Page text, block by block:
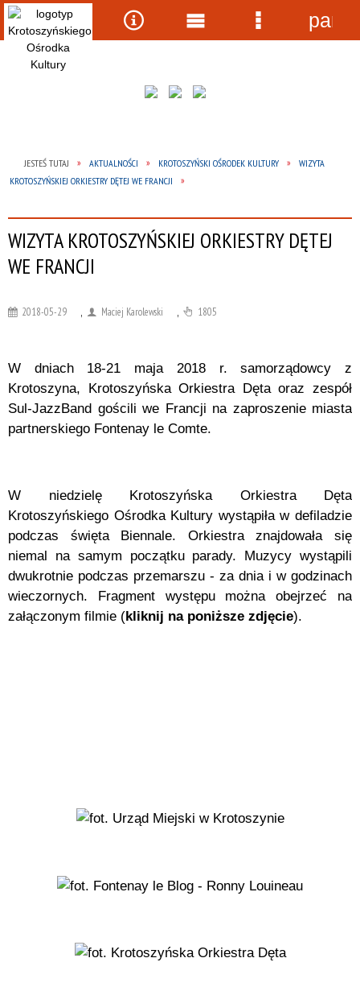
JESTEŚ TUTAJ AKTUALNOŚCI KROTOSZYŃSKI OŚRODEK KULTURY
WIZYTA
KROTOSZYŃSKIEJ ORKIESTRY DĘTEJ WE FRANCJI
WIZYTA KROTOSZYŃSKIEJ ORKIESTRY DĘTEJ
WE FRANCJI
2018-05-29 Maciej Karolewski 1805
W dniach 18-21 maja 2018 r. samorządowcy z
Krotoszyna, Krotoszyńska Orkiestra Dęta oraz zespół
Sul-JazzBand gościli we Francji na zaproszenie miasta
partnerskiego Fontenay le Comte.
W niedzielę Krotoszyńska Orkiestra Dęta
Krotoszyńskiego Ośrodka Kultury wystąpiła w defiladzie
podczas święta Biennale. Orkiestra znajdowała się
niemal na samym początku parady. Muzycy wystąpili
dwukrotnie podczas przemarszu - za dnia i w godzinach
wieczornych. Fragment występu można obejrzeć na
załączonym filmie (kliknij na poniższe zdjęcie).
Wyszukiwarka
Narzędzia
Menu Menu
panel